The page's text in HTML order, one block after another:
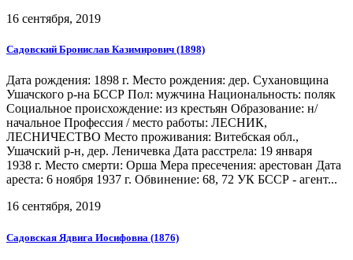
16 сентября, 2019
Садовский Бронислав Казимирович (1898)
Дата рождения: 1898 г. Место рождения: дер. Сухановщина
Ушачского р-на БССР Пол: мужчина Национальность: поляк
Социальное происхождение: из крестьян Образование: н/
начальное Профессия / место работы: ЛЕСНИК,
ЛЕСНИЧЕСТВО Место проживания: Витебская обл.,
Ушачский р-н, дер. Леничевка Дата расстрела: 19 января
1938 г. Место смерти: Орша Мера пресечения: арестован Дата
ареста: 6 ноября 1937 г. Обвинение: 68, 72 УК БССР - агент...
16 сентября, 2019
Садовская Ядвига Иосифовна (1876)